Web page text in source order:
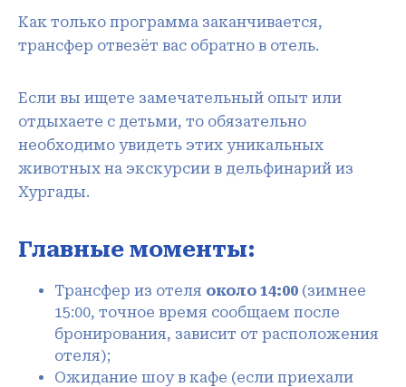
Как только программа заканчивается,
трансфер отвезёт вас обратно в отель.
Если вы ищете замечательный опыт или
отдыхаете с детьми, то обязательно
необходимо увидеть этих уникальных
животных на экскурсии в дельфинарий из
Хургады.
Главные моменты:
Трансфер из отеля около 14:00 (зимнее
15:00, точное время сообщаем после
бронирования, зависит от расположения
отеля);
Ожидание шоу в кафе (если приехали